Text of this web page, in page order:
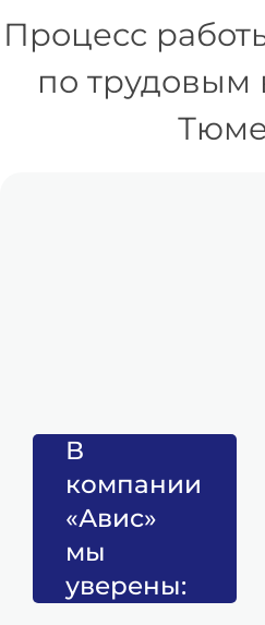
Процесс
по трудовым
В
компании
«Авис»
мы
уверены: